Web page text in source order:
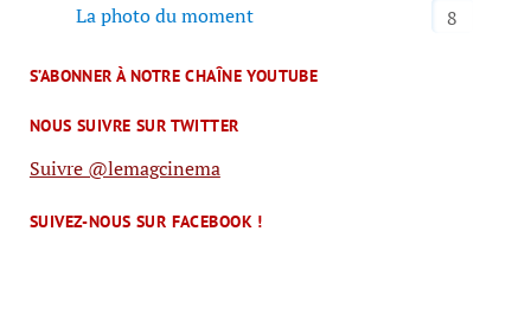
La photo du moment
8
S’ABONNER À NOTRE CHAÎNE YOUTUBE
NOUS SUIVRE SUR TWITTER
Suivre @lemagcinema
SUIVEZ-NOUS SUR FACEBOOK !